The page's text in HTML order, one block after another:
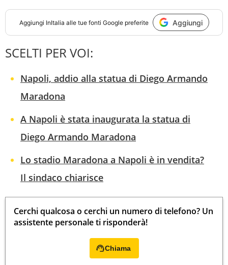
Aggiungi InItalia alle tue fonti Google preferite Aggiungi
SCELTI PER VOI:
Napoli, addio alla statua di Diego Armando
Maradona
A Napoli è stata inaugurata la statua di
Diego Armando Maradona
Lo stadio Maradona a Napoli è in vendita?
Il sindaco chiarisce
Cerchi qualcosa o cerchi un numero di telefono? Un
assistente personale ti risponderà!
Chiama